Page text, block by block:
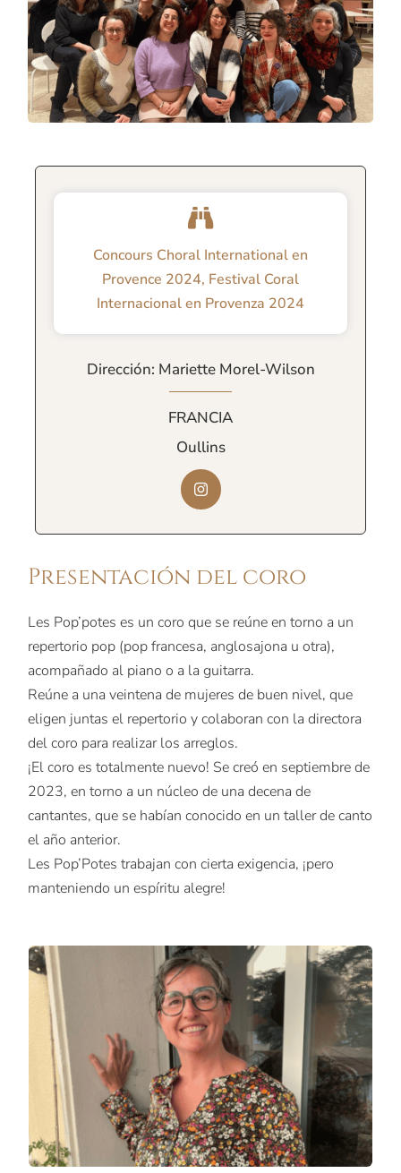
Presentación del coro
Les Pop’potes es un coro que se reúne en torno a un
repertorio pop (pop francesa, anglosajona u otra),
acompañado al piano o a la guitarra.
Reúne a una veintena de mujeres de buen nivel, que
eligen juntas el repertorio y colaboran con la directora
del coro para realizar los arreglos.
¡El coro es totalmente nuevo! Se creó en septiembre de
2023, en torno a un núcleo de una decena de
cantantes, que se habían conocido en un taller de canto
el año anterior.
Les Pop’Potes trabajan con cierta exigencia, ¡pero
manteniendo un espíritu alegre!
Concours Choral International en
Provence 2024, Festival Coral
Internacional en Provenza 2024
Dirección: Mariette Morel-Wilson
FRANCIA
Oullins